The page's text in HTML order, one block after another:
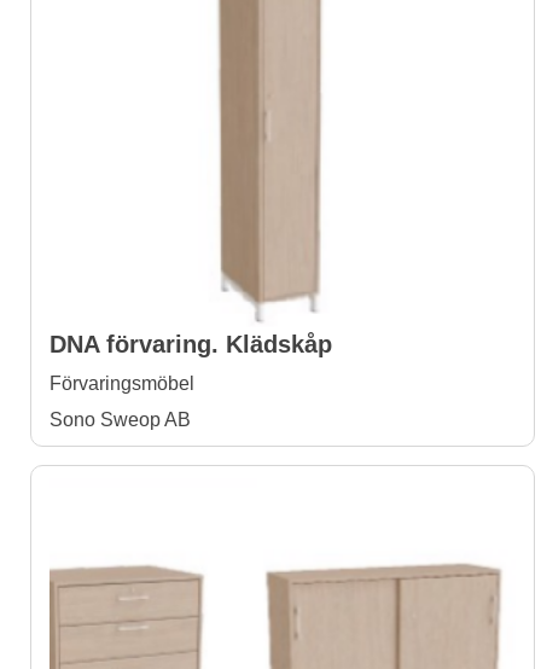
DNA förvaring. Klädskåp
Förvaringsmöbel
Sono Sweop AB